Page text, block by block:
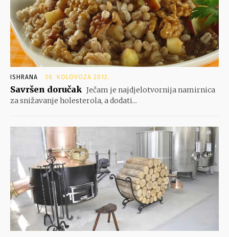
ISHRANA 30. KOLOVOZA 2012.
Savršen doručak Ječam je najdjelotvornija namirnica
za snižavanje holesterola, a dodati...